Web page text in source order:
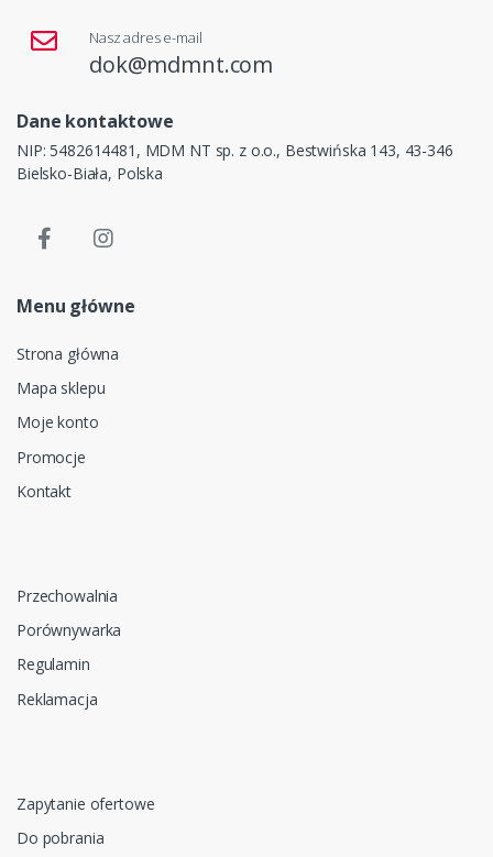
Nasz adres e-mail
dok@mdmnt.com
Dane kontaktowe
NIP: 5482614481, MDM NT sp. z o.o., Bestwińska 143, 43-346
Bielsko-Biała, Polska
Menu główne
Strona główna
Mapa sklepu
Moje konto
Promocje
Kontakt
Przechowalnia
Porównywarka
Regulamin
Reklamacja
Zapytanie ofertowe
Do pobrania